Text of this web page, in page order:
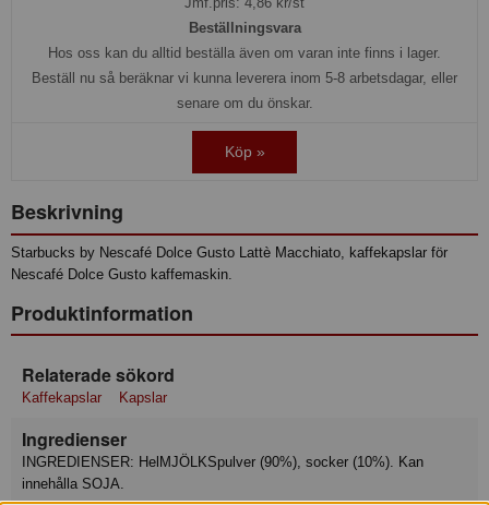
Beställningsvara
Hos oss kan du alltid beställa även om varan inte finns i lager.
Beställ nu så beräknar vi kunna leverera inom 5-8 arbetsdagar, eller
senare om du önskar.
Köp »
Beskrivning
Starbucks by Nescafé Dolce Gusto Lattè Macchiato, kaffekapslar för
Nescafé Dolce Gusto kaffemaskin.
Produktinformation
Relaterade sökord
Kaffekapslar Kapslar
Ingredienser
INGREDIENSER: HelMJÖLKSpulver (90%), socker (10%). Kan
innehålla SOJA.